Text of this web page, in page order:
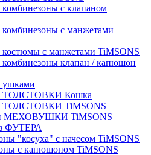
с клапаном
с манжетами
с манжетами TiMSONS
клапан / капюшон
ТОЛСТОВКИ Кошка
ТОЛСТОВКИ TiMSONS
МЕХОВУШКИ TiMSONS
ФУТЕРА
"косуха" с начесом TiMSONS
с капюшоном TiMSONS